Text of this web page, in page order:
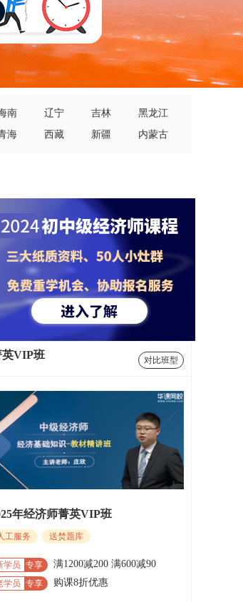
南 辽宁 吉林
黑龙江
海 西藏 新疆 内蒙古
英VIP班 对比班型
年经济师菁英VIP班
工服务 送焚题库
学员 专享 满1200减200 满600减90
学员 专享 购课8折优惠